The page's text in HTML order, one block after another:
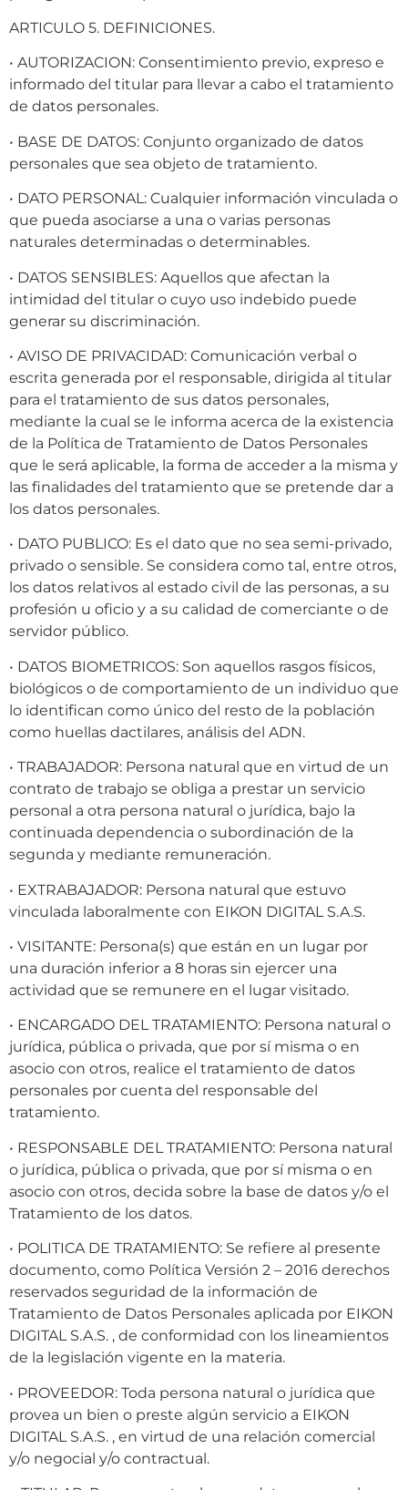
ARTICULO 5. DEFINICIONES.
• AUTORIZACION: Consentimiento previo, expreso e
informado del titular para llevar a cabo el tratamiento
de datos personales.
• BASE DE DATOS: Conjunto organizado de datos
personales que sea objeto de tratamiento.
• DATO PERSONAL: Cualquier información vinculada o
que pueda asociarse a una o varias personas
naturales determinadas o determinables.
• DATOS SENSIBLES: Aquellos que afectan la
intimidad del titular o cuyo uso indebido puede
generar su discriminación.
• AVISO DE PRIVACIDAD: Comunicación verbal o
escrita generada por el responsable, dirigida al titular
para el tratamiento de sus datos personales,
mediante la cual se le informa acerca de la existencia
de la Política de Tratamiento de Datos Personales
que le será aplicable, la forma de acceder a la misma y
las finalidades del tratamiento que se pretende dar a
los datos personales.
• DATO PUBLICO: Es el dato que no sea semi-privado,
privado o sensible. Se considera como tal, entre otros,
los datos relativos al estado civil de las personas, a su
profesión u oficio y a su calidad de comerciante o de
servidor público.
• DATOS BIOMETRICOS: Son aquellos rasgos físicos,
biológicos o de comportamiento de un individuo que
lo identifican como único del resto de la población
como huellas dactilares, análisis del ADN.
• TRABAJADOR: Persona natural que en virtud de un
contrato de trabajo se obliga a prestar un servicio
personal a otra persona natural o jurídica, bajo la
continuada dependencia o subordinación de la
segunda y mediante remuneración.
• EXTRABAJADOR: Persona natural que estuvo
vinculada laboralmente con EIKON DIGITAL S.A.S.
• VISITANTE: Persona(s) que están en un lugar por
una duración inferior a 8 horas sin ejercer una
actividad que se remunere en el lugar visitado.
• ENCARGADO DEL TRATAMIENTO: Persona natural o
jurídica, pública o privada, que por sí misma o en
asocio con otros, realice el tratamiento de datos
personales por cuenta del responsable del
tratamiento.
• RESPONSABLE DEL TRATAMIENTO: Persona natural
o jurídica, pública o privada, que por sí misma o en
asocio con otros, decida sobre la base de datos y/o el
Tratamiento de los datos.
• POLITICA DE TRATAMIENTO: Se refiere al presente
documento, como Política Versión 2 – 2016 derechos
reservados seguridad de la información de
Tratamiento de Datos Personales aplicada por EIKON
DIGITAL S.A.S. , de conformidad con los lineamientos
de la legislación vigente en la materia.
• PROVEEDOR: Toda persona natural o jurídica que
provea un bien o preste algún servicio a EIKON
DIGITAL S.A.S. , en virtud de una relación comercial
y/o negocial y/o contractual.